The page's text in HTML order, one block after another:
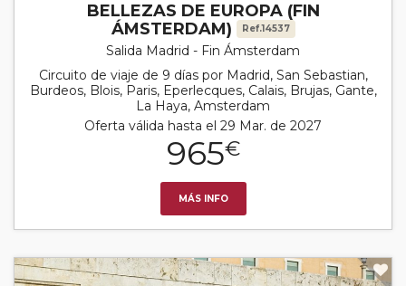
BELLEZAS DE EUROPA (FIN
ÁMSTERDAM)
Ref.14537
Salida Madrid - Fin Ámsterdam
Circuito de viaje de 9 días por Madrid, San Sebastian,
Burdeos, Blois, Paris, Eperlecques, Calais, Brujas, Gante,
La Haya, Amsterdam
Oferta válida hasta el 29 Mar. de 2027
965€
MÁS INFO